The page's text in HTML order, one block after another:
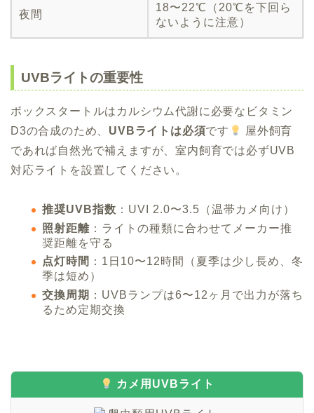
夜間
18〜22℃（20℃を下回ら
ないように注意）
UVBライトの重要性
ボックスタートルはカルシウム代謝に必要なビタミン
D3の合成のため、 UVBライトは必須です
屋外飼育
であれば自然光で補えますが、室内飼育では必ずUVB
対応ライトを設置してください。
推奨UVB指数 ：UVI 2.0〜3.5（温帯カメ向け）
照射距離 ：ライトの種類に合わせてメーカー推
奨距離を守る
点灯時間 ：1日10〜12時間（夏季は少し長め、冬
季は短め）
交換周期 ：UVBランプは6〜12ヶ月で出力が落ち
るため定期交換
カメ用UVBライト